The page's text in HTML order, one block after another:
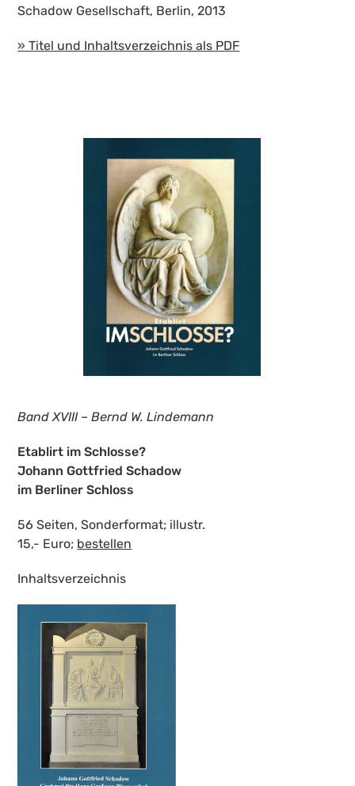
Schadow Gesellschaft, Berlin, 2013
» Titel und Inhaltsverzeichnis als PDF
Band XVIII – Bernd W. Lindemann
Etablirt im Schlosse?
Johann Gottfried Schadow
im Berliner Schloss
56 Seiten, Sonderformat; illustr.
15,- Euro; bestellen
Inhaltsverzeichnis